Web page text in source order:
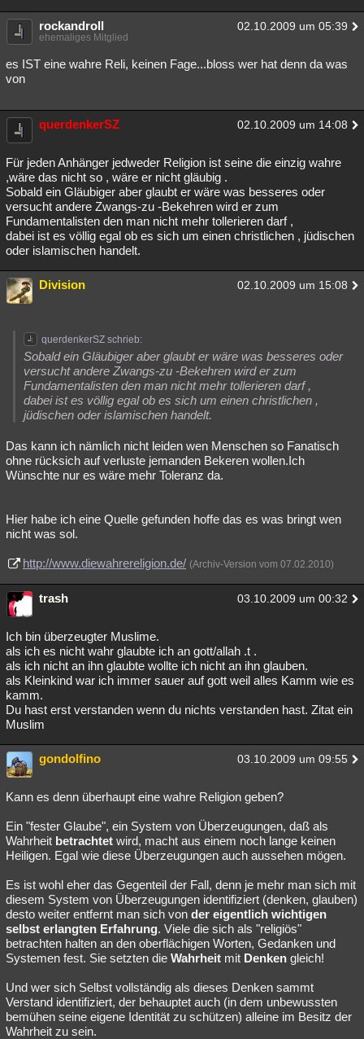
rockandroll 02.10.2009 um 05:39
ehemaliges Mitglied
es IST eine wahre Reli, keinen Fage...bloss wer hat denn da was
von
querdenkerSZ 02.10.2009 um 14:08
Für jeden Anhänger jedweder Religion ist seine die einzig wahre
,wäre das nicht so , wäre er nicht gläubig .
Sobald ein Gläubiger aber glaubt er wäre was besseres oder
versucht andere Zwangs-zu -Bekehren wird er zum
Fundamentalisten den man nicht mehr tollerieren darf ,
dabei ist es völlig egal ob es sich um einen christlichen , jüdischen
oder islamischen handelt.
Division 02.10.2009 um 15:08
querdenkerSZ schrieb:
Sobald ein Gläubiger aber glaubt er wäre was besseres oder
versucht andere Zwangs-zu -Bekehren wird er zum
Fundamentalisten den man nicht mehr tollerieren darf ,
dabei ist es völlig egal ob es sich um einen christlichen ,
jüdischen oder islamischen handelt.
Das kann ich nämlich nicht leiden wen Menschen so Fanatisch
ohne rücksich auf verluste jemanden Bekeren wollen.Ich
Wünschte nur es wäre mehr Toleranz da.
Hier habe ich eine Quelle gefunden hoffe das es was bringt wen
nicht was sol.
http://www.diewahrereligion.de/ (Archiv-Version vom 07.02.2010)
trash 03.10.2009 um 00:32
Ich bin überzeugter Muslime.
als ich es nicht wahr glaubte ich an gott/allah .t .
als ich nicht an ihn glaubte wollte ich nicht an ihn glauben.
als Kleinkind war ich immer sauer auf gott weil alles Kamm wie es
kamm.
Du hast erst verstanden wenn du nichts verstanden hast. Zitat ein
Muslim
gondolfino 03.10.2009 um 09:55
Kann es denn überhaupt eine wahre Religion geben?
Ein "fester Glaube", ein System von Überzeugungen, daß als
Wahrheit betrachtet wird, macht aus einem noch lange keinen
Heiligen. Egal wie diese Überzeugungen auch aussehen mögen.
Es ist wohl eher das Gegenteil der Fall, denn je mehr man sich mit
diesem System von Überzeugungen identifiziert (denken, glauben)
desto weiter entfernt man sich von der eigentlich wichtigen
selbst erlangten Erfahrung. Viele die sich als "religiös"
betrachten halten an den oberflächigen Worten, Gedanken und
Systemen fest. Sie setzten die Wahrheit mit Denken gleich!
Und wer sich Selbst vollständig als dieses Denken sammt
Verstand identifiziert, der behauptet auch (in dem unbewussten
bemühen seine eigene Identität zu schützen) alleine im Besitz der
Wahrheit zu sein.